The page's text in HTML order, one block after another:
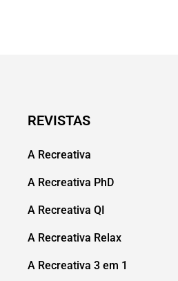
REVISTAS
A Recreativa
A Recreativa PhD
A Recreativa QI
A Recreativa Relax
A Recreativa 3 em 1